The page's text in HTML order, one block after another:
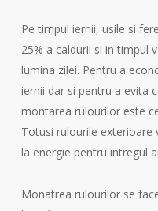
Pe timpul iernii, usile si
25% a caldurii si in timpul
lumina zilei. Pentru a
iernii dar si pentru a evita
montarea rulourilor este
Totusi rulourile exterioare
la energie pentru intregul
Monatrea rulourilor se